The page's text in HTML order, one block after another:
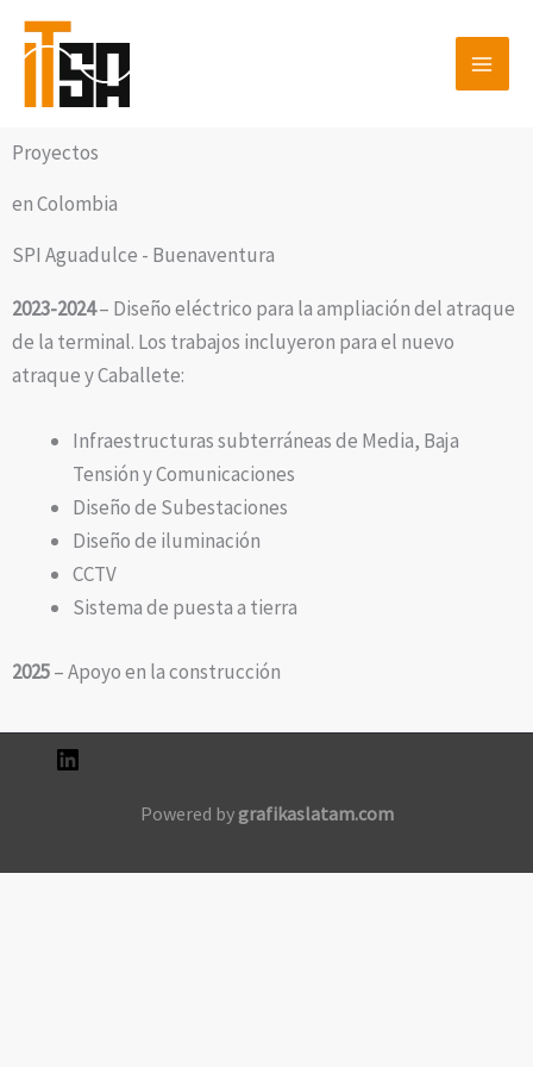
contenido
Proyectos
en Colombia
SPI Aguadulce - Buenaventura
2023-2024– Diseño eléctrico para la ampliación del atraque
de la terminal. Los trabajos incluyeron para el nuevo
atraque y Caballete:
Infraestructuras subterráneas de Media, Baja
Tensión y Comunicaciones
Diseño de Subestaciones
Diseño de iluminación
CCTV
Sistema de puesta a tierra
2025– Apoyo en la construcción
Powered by grafikaslatam.com